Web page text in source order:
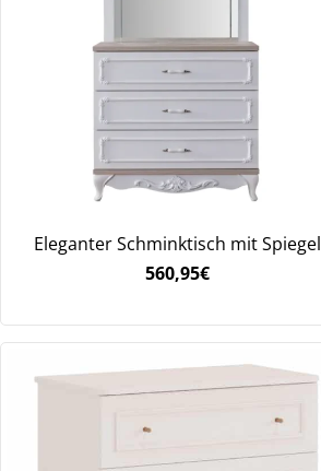
Eleganter Schminktisch mit Spiegel
560,95€